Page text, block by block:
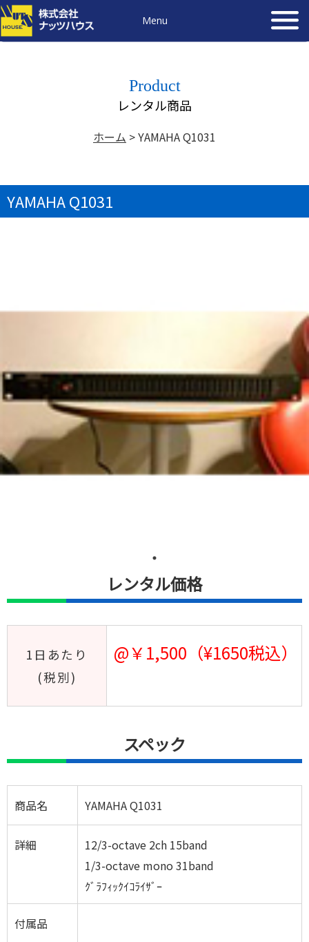
Menu
Product
レンタル商品
ホーム >YAMAHA Q1031
YAMAHA Q1031
レンタル価格
1日あたり
(税別)
@￥1,500（¥1650税込）
スペック
商品名 YAMAHA Q1031
詳細
12/3-octave 2ch 15band
1/3-octave mono 31band
ｸﾞﾗﾌｨｯｸｲｺﾗｲｻﾞｰ
付属品